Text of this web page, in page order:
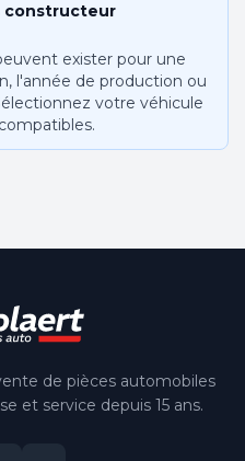
constructeur
exister pour une
l'année de production ou
votre véhicule
de pièces automobiles
et service depuis 15 ans.